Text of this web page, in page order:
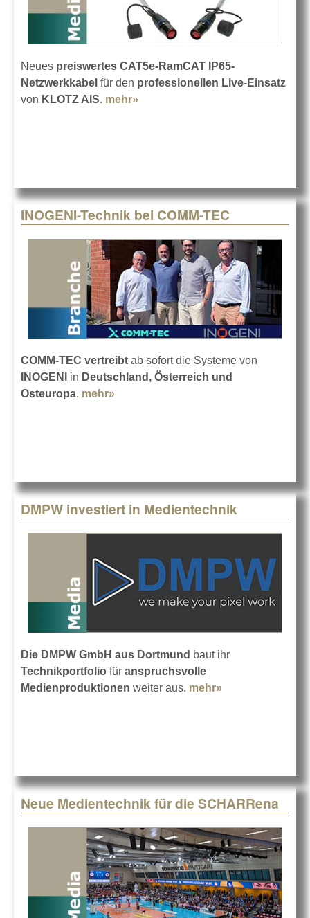
Neues preiswertes CAT5e-RamCAT IP65-
Netzwerkkabel für den professionellen Live-Einsatz
von KLOTZ AIS. mehr»
INOGENI-Technik bei COMM-TEC
COMM-TEC vertreibt ab sofort die Systeme von
INOGENI
in Deutschland, Österreich und
Osteuropa. mehr»
DMPW investiert in Medientechnik
Die DMPW GmbH aus Dortmund baut ihr
Technikportfolio für anspruchsvolle
Medienproduktionen weiter aus. mehr»
Neue Medientechnik für die SCHARRena